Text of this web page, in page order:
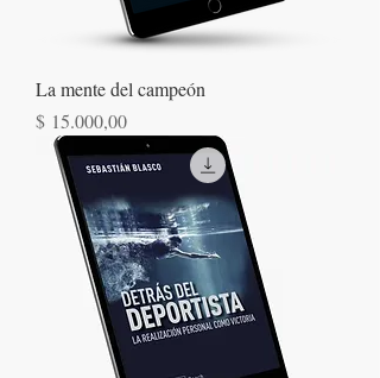
La mente del campeón
Precio
$ 15.000,00